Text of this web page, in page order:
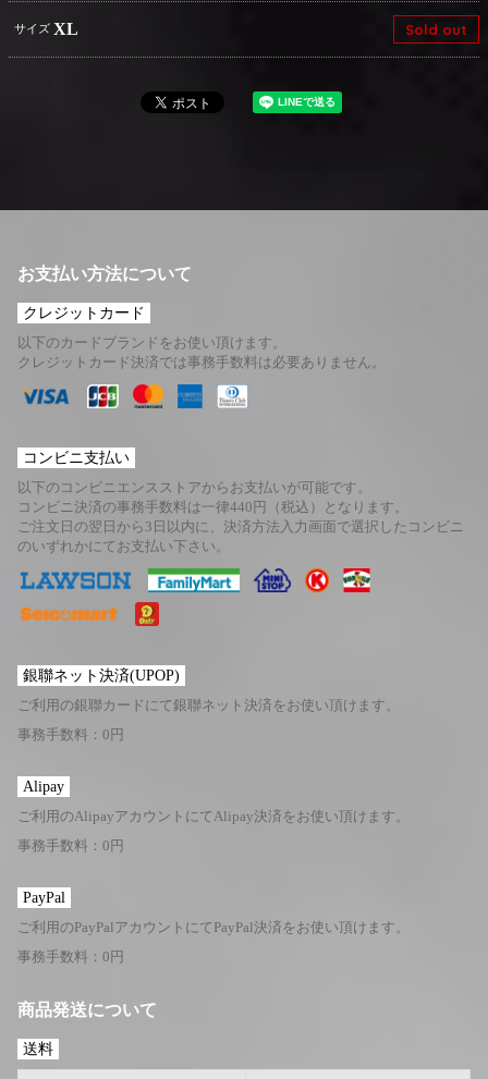
サイズ XL Sold out
お支払い方法について
クレジットカード
以下のカードブランドをお使い頂けます。
クレジットカード決済では事務手数料は必要ありません。
コンビニ支払い
以下のコンビニエンスストアからお支払いが可能です。
コンビニ決済の事務手数料は一律440円（税込）となります。
ご注文日の翌日から3日以内に、決済方法入力画面で選択したコンビニ
のいずれかにてお支払い下さい。
銀聯ネット決済(UPOP)
ご利用の銀聯カードにて銀聯ネット決済をお使い頂けます。
事務手数料：0円
Alipay
ご利用のAlipayアカウントにてAlipay決済をお使い頂けます。
事務手数料：0円
PayPal
ご利用のPayPalアカウントにてPayPal決済をお使い頂けます。
事務手数料：0円
商品発送について
送料